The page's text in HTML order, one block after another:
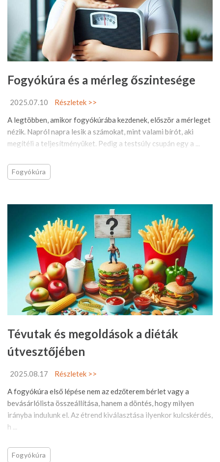
Fogyókúra és a mérleg őszintesége
2025.07.10
Részletek >>
A legtöbben, amikor fogyókúrába kezdenek, először a mérleget
nézik. Napról napra lesik a számokat, mint valami bírót, aki
megítéli a teljesítményüket. Pedig a testsúly csupán egy a ...
Fogyókúra
Tévutak és megoldások a diéták
útvesztőjében
2025.08.17
Részletek >>
A fogyókúra első lépése nem az edzőterem bérlet vagy a
bevásárlólista összeállítása, hanem a döntés, hogy milyen
irányba indulunk el. Az étrend kiválasztása ilyenkor kulcskérdés,
h ...
Fogyókúra